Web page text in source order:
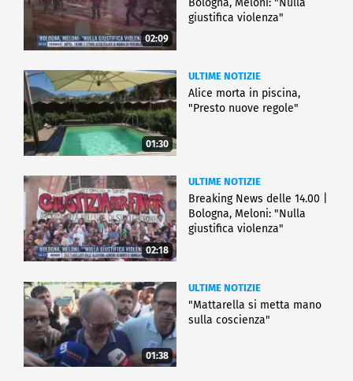
02:09
Bologna, Meloni: "Nulla
giustifica violenza"
01:30
ULTIME NOTIZIE
Alice morta in piscina,
"Presto nuove regole"
02:18
ULTIME NOTIZIE
Breaking News delle 14.00 |
Bologna, Meloni: "Nulla
giustifica violenza"
01:38
ULTIME NOTIZIE
"Mattarella si metta mano
sulla coscienza"